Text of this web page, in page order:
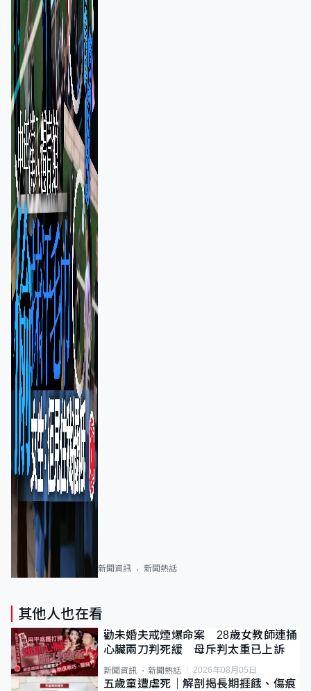
新聞資訊 新聞熱話
其他人也在看
勸未婚夫戒煙爆命案 28歲女教師連捅
心臟兩刀判死緩 母斥判太重已上訴
新聞資訊 新聞熱話 2026年08月05日
五歲童遭虐死｜解剖揭長期捱餓、傷痕